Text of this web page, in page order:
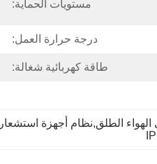
مستويات الحماية:
درجة حرارة العمل:
طاقة كهربائية شغالة: